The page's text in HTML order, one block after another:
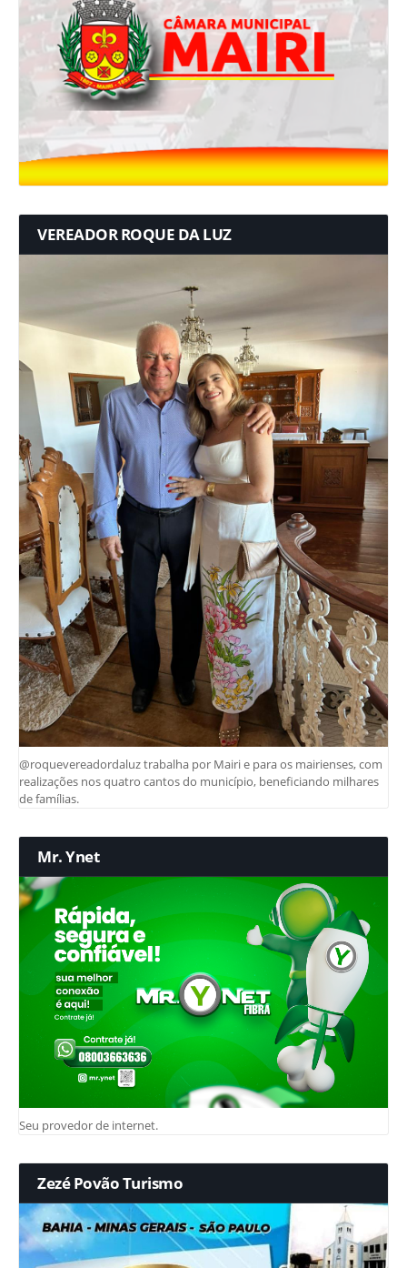
VEREADOR ROQUE DA LUZ
@roquevereadordaluz trabalha por Mairi e para os mairienses, com
realizações nos quatro cantos do município, beneficiando milhares
de famílias.
Mr. Ynet
Seu provedor de internet.
Zezé Povão Turismo